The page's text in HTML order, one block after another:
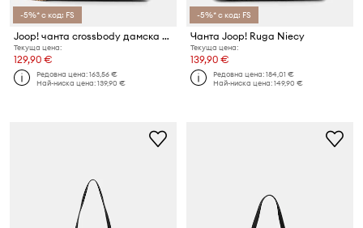
-5%* с код: FS
Joop! чанта crossbody дамска Ruga Emma
Текуща цена:
129,90 €
Редовна цена:163,56 €
Най-ниска цена:139,90 €
-5%* с код: FS
Чанта Joop! Ruga Niecy
Текуща цена:
139,90 €
Редовна цена:184,01 €
Най-ниска цена:149,90 €